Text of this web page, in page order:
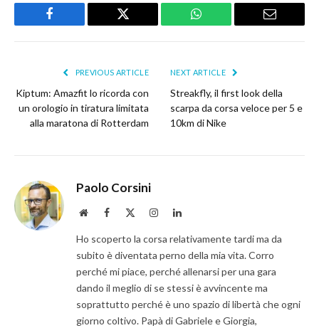
Facebook Twitter WhatsApp Email
PREVIOUS ARTICLE
Kiptum: Amazfit lo ricorda con
un orologio in tiratura limitata
alla maratona di Rotterdam
NEXT ARTICLE
Streakfly, il first look della
scarpa da corsa veloce per 5 e
10km di Nike
Paolo Corsini
WebsiteFacebook InstagramLinkedIn
Ho scoperto la corsa relativamente tardi ma da
subito è diventata perno della mia vita. Corro
perché mi piace, perché allenarsi per una gara
dando il meglio di se stessi è avvincente ma
soprattutto perché è uno spazio di libertà che ogni
giorno coltivo. Papà di Gabriele e Giorgia,